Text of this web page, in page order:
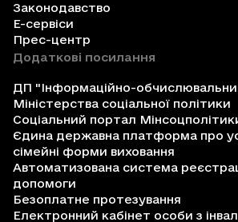
Законодавство
Е-сервіси
Прес-центр
Додаткові посилання
ДП "Інформаційно-
Міністерства соціальної політики
Соціальний портал
Єдина державна платформа про
сімейні форми виховання
Автоматизована система
допомоги
Безоплатне протезування
Електронний кабінет особи з